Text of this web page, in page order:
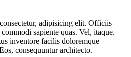
adipisicing elit. Officiis
sapiente quas. Vel, itaque.
inventore facilis doloremque
consequuntur architecto.